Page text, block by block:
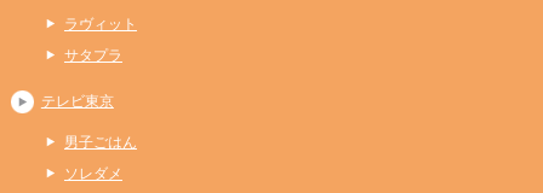
ラヴィット
サタプラ
テレビ東京
男子ごはん
ソレダメ